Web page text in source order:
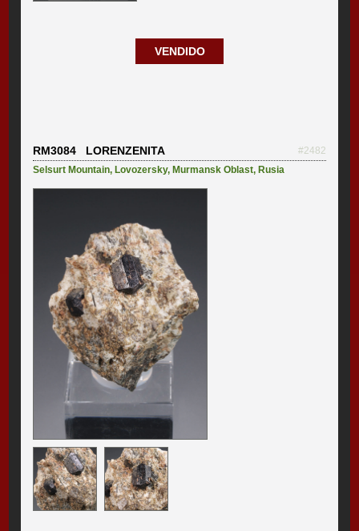
VENDIDO
RM3084 LORENZENITA
#2482
Selsurt Mountain, Lovozersky, Murmansk Oblast, Rusia